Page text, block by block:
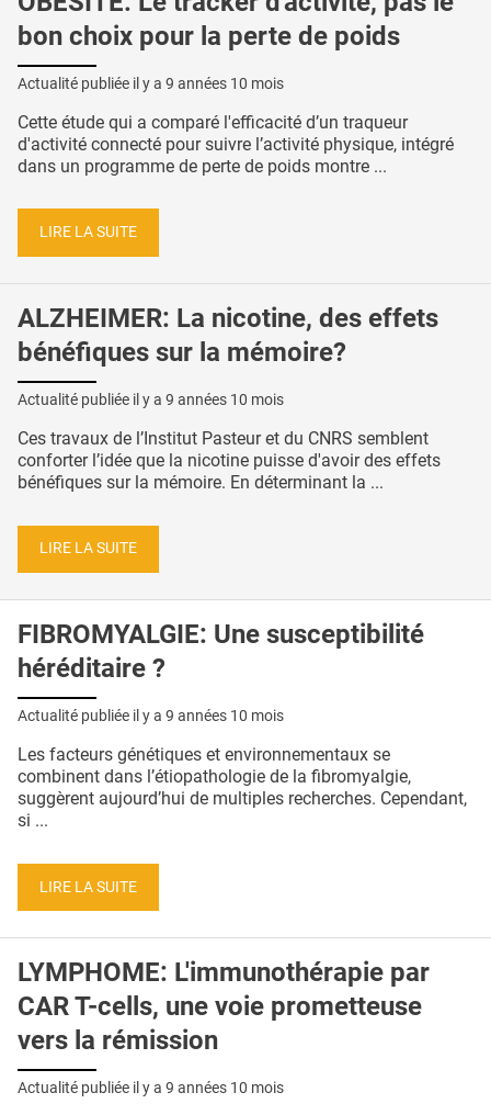
bon choix pour la perte de poids
Actualité publiée il y a 9 années 10 mois
Cette étude qui a comparé l'efficacité d’un traqueur
d'activité connecté pour suivre l’activité physique, intégré
dans un programme de perte de poids montre ...
LIRE LA SUITE
ALZHEIMER: La nicotine, des effets
bénéfiques sur la mémoire?
Actualité publiée il y a 9 années 10 mois
Ces travaux de l’Institut Pasteur et du CNRS semblent
conforter l’idée que la nicotine puisse d'avoir des effets
bénéfiques sur la mémoire. En déterminant la ...
LIRE LA SUITE
FIBROMYALGIE: Une susceptibilité
héréditaire ?
Actualité publiée il y a 9 années 10 mois
Les facteurs génétiques et environnementaux se
combinent dans l’étiopathologie de la fibromyalgie,
suggèrent aujourd’hui de multiples recherches. Cependant,
si ...
LIRE LA SUITE
LYMPHOME: L'immunothérapie par
CAR T-cells, une voie prometteuse
vers la rémission
Actualité publiée il y a 9 années 10 mois